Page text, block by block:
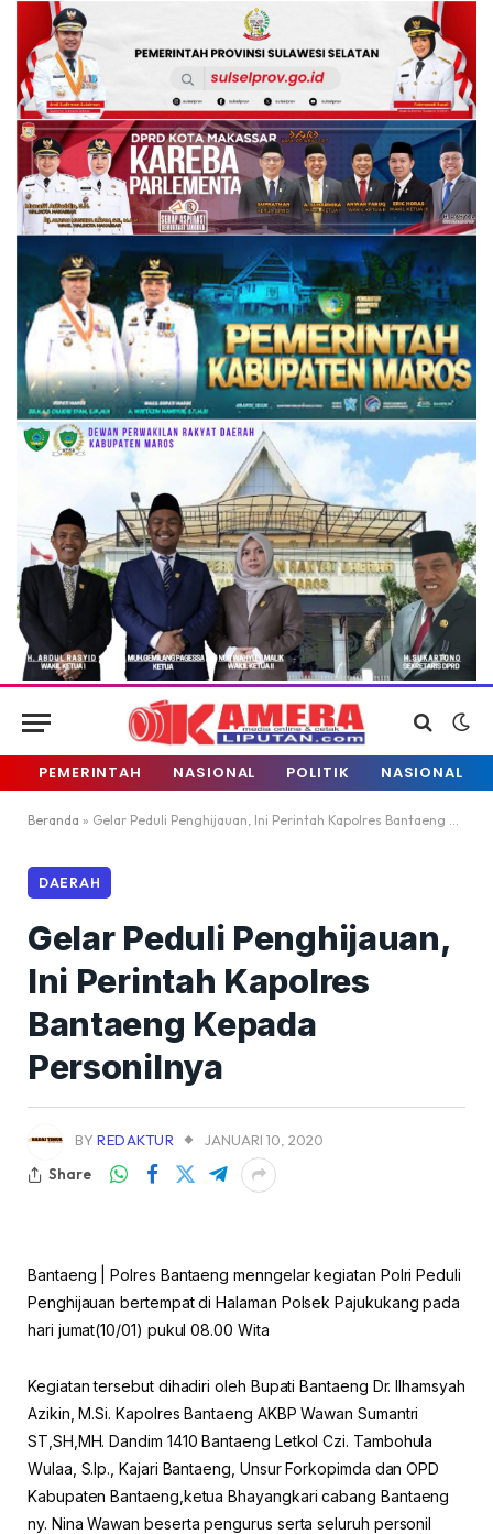
PEMERINTAH NASIONAL POLITIK NASIONAL
Beranda » Gelar Peduli Penghijauan, Ini Perintah Kapolres Bantaeng Kepada Personilnya
DAERAH
Gelar Peduli Penghijauan,
Ini Perintah Kapolres
Bantaeng Kepada
Personilnya
BY REDAKTUR
JANUARI 10, 2020
Share
Bantaeng | Polres Bantaeng menngelar kegiatan Polri Peduli
Penghijauan bertempat di Halaman Polsek Pajukukang pada
hari jumat(10/01) pukul 08.00 Wita
Kegiatan tersebut dihadiri oleh Bupati Bantaeng Dr. Ilhamsyah
Azikin, M.Si. Kapolres Bantaeng AKBP Wawan Sumantri
ST,SH,MH. Dandim 1410 Bantaeng Letkol Czi. Tambohula
Wulaa, S.Ip., Kajari Bantaeng, Unsur Forkopimda dan OPD
Kabupaten Bantaeng,ketua Bhayangkari cabang Bantaeng
ny. Nina Wawan beserta pengurus serta seluruh personil